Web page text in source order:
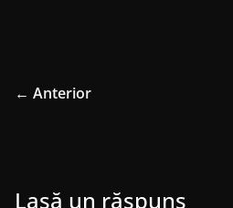
← Anterior
Lasă un răspuns